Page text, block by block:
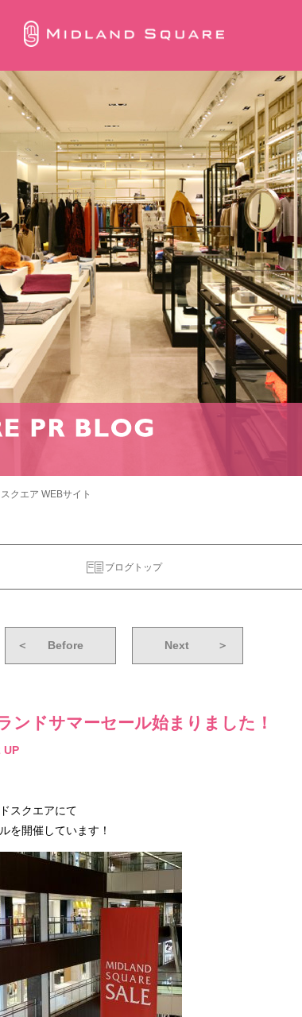
クエア WEBサイト
ブログトップ
＜ Before Next ＞
ンドサマーセール始まりました！
UP
スクエアにて
を開催しています！